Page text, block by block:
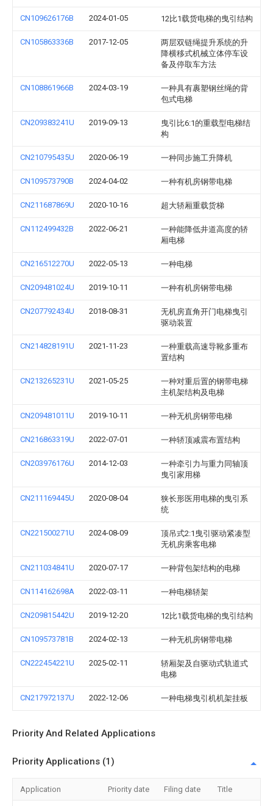
CN109626176B 2024-01-05 12比1载货电梯的曳引结构
CN105863336B 2017-12-05
两层双链绳提升系统的升
降横移式机械立体停车设
备及停取车方法
CN108861966B 2024-03-19
一种具有裹塑钢丝绳的背
包式电梯
CN209383241U 2019-09-13
曳引比6:1的重载型电梯结
构
CN210795435U 2020-06-19 一种同步施工升降机
CN109573790B 2024-04-02 一种有机房钢带电梯
CN211687869U 2020-10-16 超大轿厢重载货梯
CN112499432B 2022-06-21
一种能降低井道高度的轿
厢电梯
CN216512270U 2022-05-13 一种电梯
CN209481024U 2019-10-11 一种有机房钢带电梯
CN207792434U 2018-08-31
无机房直角开门电梯曳引
驱动装置
CN214828191U 2021-11-23
一种重载高速导靴多重布
置结构
CN213265231U 2021-05-25
一种对重后置的钢带电梯
主机架结构及电梯
CN209481011U 2019-10-11 一种无机房钢带电梯
CN216863319U 2022-07-01 一种轿顶减震布置结构
CN203976176U 2014-12-03
一种牵引力与重力同轴顶
曳引家用梯
CN211169445U 2020-08-04
狭长形医用电梯的曳引系
统
CN221500271U 2024-08-09
顶吊式2:1曳引驱动紧凑型
无机房乘客电梯
CN211034841U 2020-07-17 一种背包架结构的电梯
CN114162698A 2022-03-11 一种电梯轿架
CN209815442U 2019-12-20 12比1载货电梯的曳引结构
CN109573781B 2024-02-13 一种无机房钢带电梯
CN222454221U 2025-02-11
轿厢架及自驱动式轨道式
电梯
CN217972137U 2022-12-06 一种电梯曳引机机架挂板
Priority And Related Applications
Priority Applications (1)
Application Priority date Filing date Title